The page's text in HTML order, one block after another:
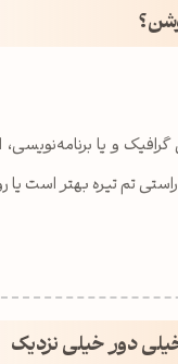
و یا
تم تیره بهتر است
خیلی دور خیلی نزدیک